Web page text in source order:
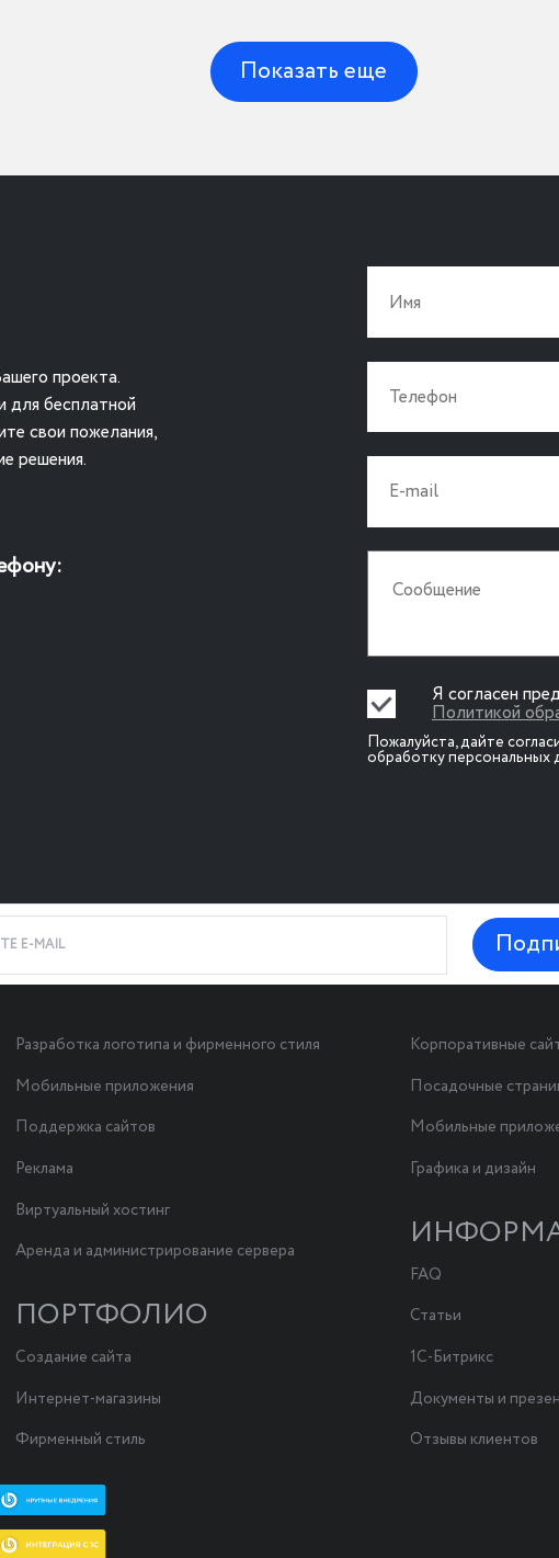
Показать еще
проекта.
для бесплатной
свои пожелания,
решения.
Я согласен
Политикой
Пожалуйста, дайте
обработку персональных
Разработка логотипа и фирменного стиля
Мобильные приложения
Поддержка сайтов
Реклама
Виртуальный хостинг
Аренда и администрирование сервера
ПОРТФОЛИО
Создание сайта
Интернет-магазины
Фирменный стиль
Корпоративные
Посадочные
Мобильные
Графика и дизайн
FAQ
Статьи
1С-Битрикс
Документы и
Отзывы клиентов